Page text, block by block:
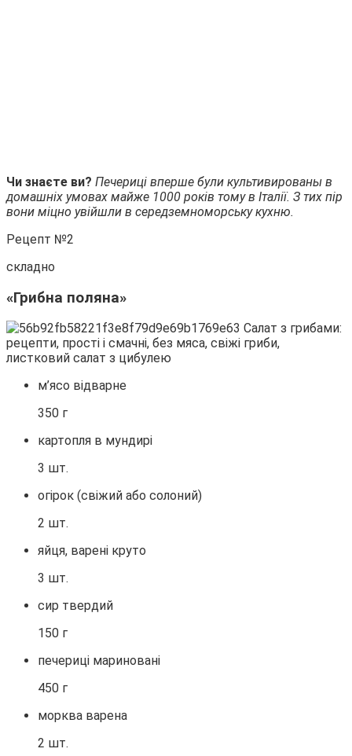
Чи знаєте ви? Печериці вперше були культивированы в
домашніх умовах майже 1000 років тому в Італії. З тих пір
вони міцно увійшли в середземноморську кухню.
Рецепт №2
складно
«Грибна поляна»
м’ясо відварне
350 г
картопля в мундирі
3 шт.
огірок (свіжий або солоний)
2 шт.
яйця, варені круто
3 шт.
сир твердий
150 г
печериці мариновані
450 г
морква варена
2 шт.